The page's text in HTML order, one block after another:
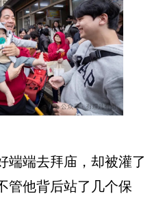
端端去拜庙，却被灌了
管他背后站了几个保